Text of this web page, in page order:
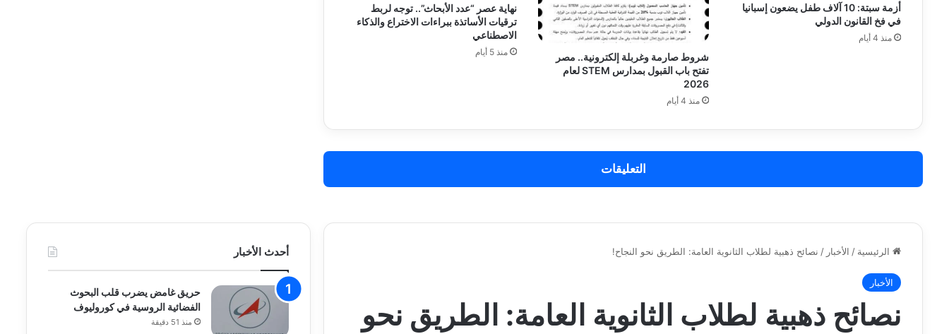
أزمة سبتة: 10 آلاف طفل يضعون إسبانيا
في فخ القانون الدولي
منذ 4 أيام
شروط صارمة وغربلة إلكترونية.. مصر
تفتح باب القبول بمدارس STEM لعام
2026
منذ 4 أيام
نهاية عصر “عدد الأبحاث”.. توجه لربط
ترقيات الأساتذة ببراءات الاختراع والذكاء
الاصطناعي
منذ 5 أيام
التعليقات